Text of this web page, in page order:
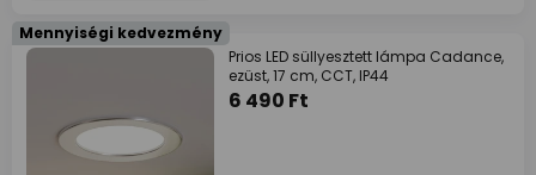
Mennyiségi kedvezmény
Prios LED süllyesztett lámpa Cadance,
ezüst, 17 cm, CCT, IP44
6 490 Ft